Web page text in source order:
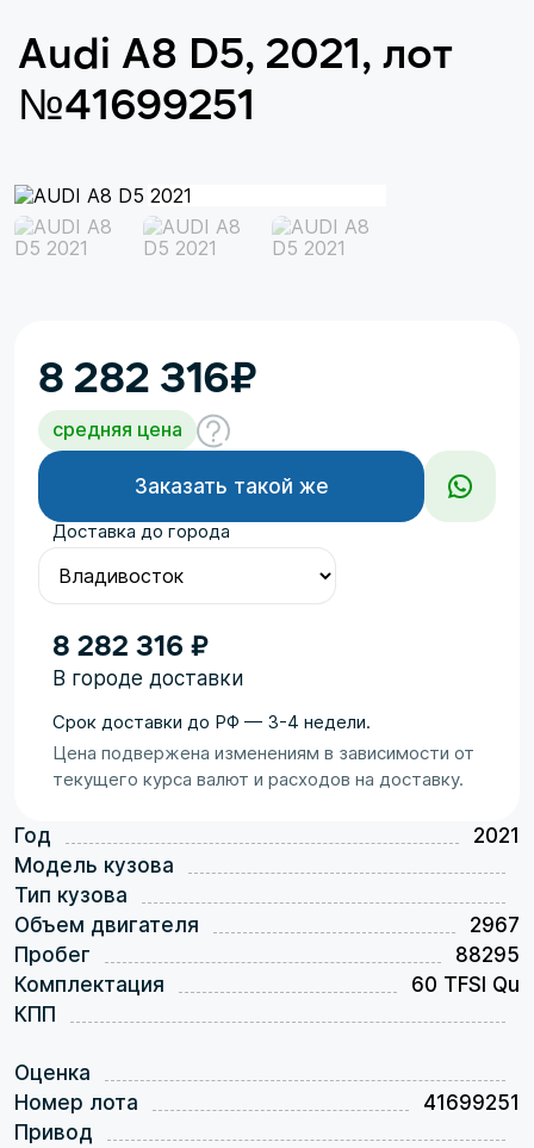
Audi A8 D5, 2021, лот
№41699251
Год
2021
Модель кузова
Тип кузова
Объем двигателя
2967
Пробег
88295
Комплектация
60 TFSI Qu
КПП
Оценка
Номер лота
41699251
Привод
8 282 316₽
средняя цена
Заказать такой же
Доставка до города
8 282 316 ₽
В городе доставки
Срок доставки до РФ — 3-4 недели.
Цена подвержена изменениям в зависимости от
текущего курса валют и расходов на доставку.